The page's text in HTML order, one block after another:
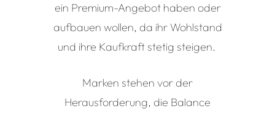
ein Premium-Angebot haben oder
aufbauen wollen, da ihr Wohlstand
und ihre Kaufkraft stetig steigen.
Marken stehen vor der
Herausforderung, die Balance